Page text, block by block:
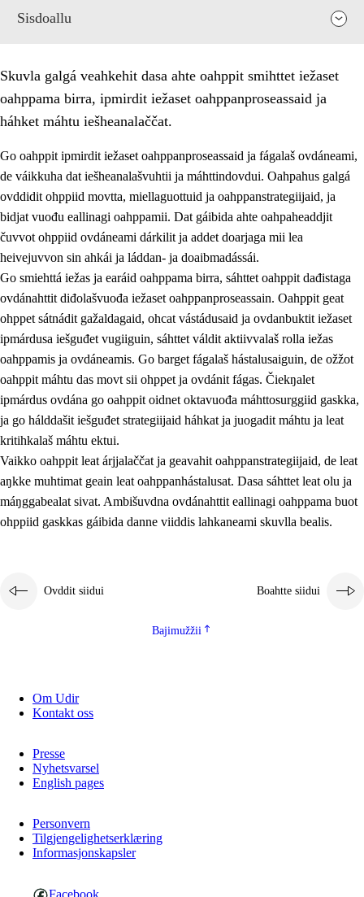
Sisdoallu
Oahppama prinsihpat, ovdáneapmi ja oahppahábmen
2.1 Sosiála oahppan ja ovdáneapmi
Gealbu fágain
2.3 Vuođđogálggat
Oahppat oahppat
Fágaidrasttideaddji fáttát
Skuvla galgá veahkehit dasa ahte oahppit smihttet iežaset
oahppama birra, ipmirdit iežaset oahppanproseassaid ja
háhket máhtu iešheanalaččat.
Go oahppit ipmirdit iežaset oahppanproseassaid ja fágalaš ovdáneami,
de váikkuha dat iešheanalašvuhtii ja máhttindovdui. Oahpahus galgá
ovddidit ohppiid movtta, miellaguottuid ja oahppanstrategiijaid, ja
bidjat vuođu eallinagi oahppamii. Dat gáibida ahte oahpaheaddjit
čuvvot ohppiid ovdáneami dárkilit ja addet doarjaga mii lea
heivejuvvon sin ahkái ja láddan- ja doaibmadássái.
Go smiehttá iežas ja earáid oahppama birra, sáhttet oahppit dađistaga
ovdánahttit diđolašvuođa iežaset oahppanproseassain. Oahppit geat
ohppet sátnádit gažaldagaid, ohcat vástádusaid ja ovdanbuktit iežaset
ipmárdusa iešguđet vugiiguin, sáhttet váldit aktiivvalaš rolla iežas
oahppamis ja ovdáneamis. Go barget fágalaš hástalusaiguin, de ožžot
oahppit máhtu das movt sii ohppet ja ovdánit fágas. Čiekŋalet
ipmárdus ovdána go oahppit oidnet oktavuođa máhttosurggiid gaskka,
ja go hálddašit iešguđet strategiijaid háhkat ja juogadit máhtu ja leat
kritihkalaš máhtu ektui.
Vaikko oahppit leat árjjalaččat ja geavahit oahppanstrategiijaid, de leat
aŋkke muhtimat geain leat oahppanhástalusat. Dasa sáhttet leat olu ja
máŋggabealat sivat. Ambišuvdna ovdánahttit eallinagi oahppama buot
ohppiid gaskkas gáibida danne viiddis lahkaneami skuvlla bealis.
Ovddit siidui Boahtte siidui
Bajimužžii
Om Udir
Kontakt oss
Presse
Nyhetsvarsel
English pages
Personvern
Tilgjengelighetserklæring
Informasjonskapsler